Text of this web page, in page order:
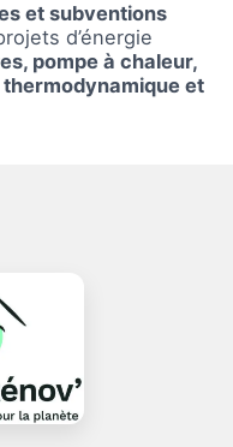
et subventions
d’énergie
pompe à chaleur,
et